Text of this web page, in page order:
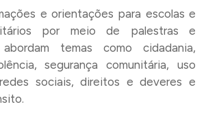
e orientações para escolas e
por meio de palestras e
temas como cidadania,
segurança comunitária, uso
sociais, direitos e deveres e